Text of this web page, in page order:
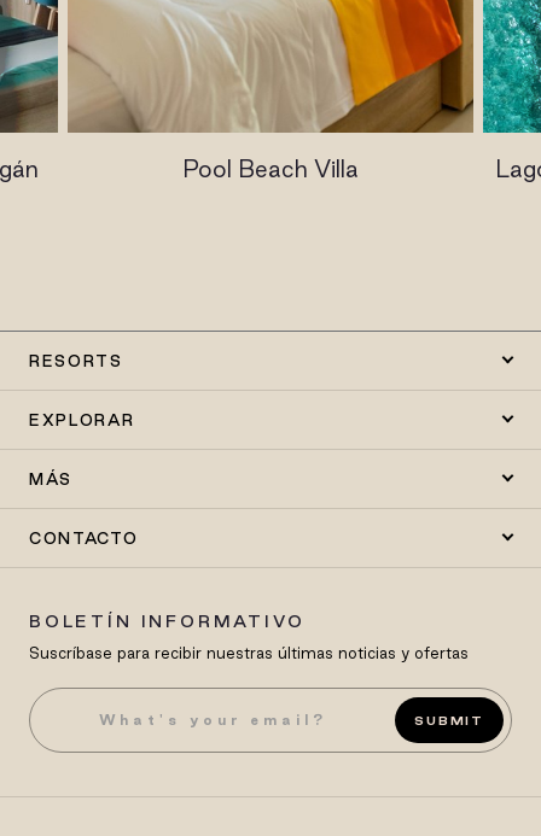
Pool Beach Villa
RESORTS
EXPLORAR
MÁS
CONTACTO
BOLETÍN INFORMATIVO
Suscríbase para recibir nuestras últimas noticias y ofertas
SUBMIT